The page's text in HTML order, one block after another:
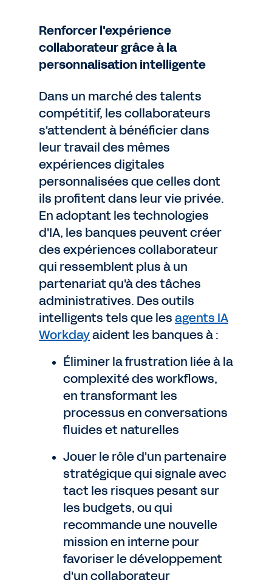
Renforcer l'expérience
collaborateur grâce à la
personnalisation intelligente
Dans un marché des talents
compétitif, les collaborateurs
s'attendent à bénéficier dans
leur travail des mêmes
expériences digitales
personnalisées que celles dont
ils profitent dans leur vie privée.
En adoptant les technologies
d'IA, les banques peuvent créer
des expériences collaborateur
qui ressemblent plus à un
partenariat qu'à des tâches
administratives. Des outils
intelligents tels que lesagents IA
Workdayaident les banques à :
Éliminer la frustration liée à la
complexité des workflows,
en transformant les
processus en conversations
fluides et naturelles
Jouer le rôle d'un partenaire
stratégique qui signale avec
tact les risques pesant sur
les budgets, ou qui
recommande une nouvelle
mission en interne pour
favoriser le développement
d'un collaborateur